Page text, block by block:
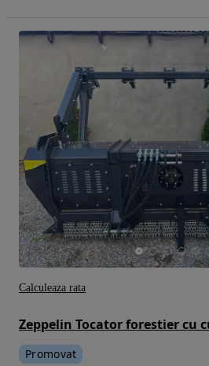
Zeppelin Tocator forestier cu
Promovat
Calculeaza rata